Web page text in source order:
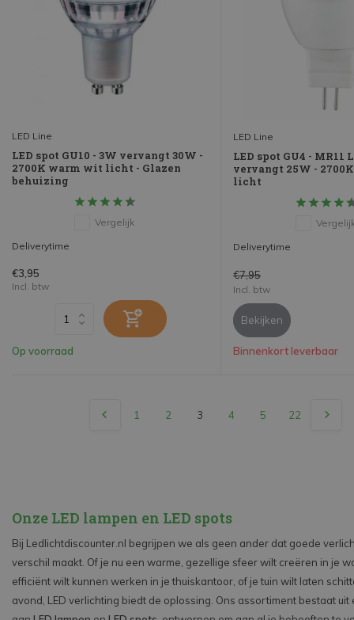
LED Line
LED spot GU10 - 3W vervangt 30W -
2700K warm wit licht - Glazen
behuizing
Vergelijk
Deliverytime
€3,95
Incl. btw
Op voorraad
LED Line
LED spot GU4 - MR11
vervangt 25W -
licht
Deliverytime
€7,95
Incl. btw
Bekijken
Binnenkort leverbaar
1 2 3 4 5 22
Onze LED lampen en LED spots
Bij Ledlichtdiscounter.nl begrijpen we als geen ander dat goede
verschil maakt. Of je nu een warme, gezellige sfeer wilt creëren in je
efficiënt wilt kunnen werken in je thuiskantoor, of je tuin wilt laten
avond, LED verlichting biedt de oplossing. Ons assortiment bestaat